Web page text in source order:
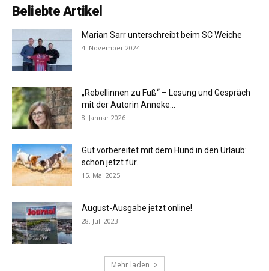
Beliebte Artikel
Marian Sarr unterschreibt beim SC Weiche
4. November 2024
„Rebellinnen zu Fuß“ – Lesung und Gespräch
mit der Autorin Anneke...
8. Januar 2026
Gut vorbereitet mit dem Hund in den Urlaub:
schon jetzt für...
15. Mai 2025
August-Ausgabe jetzt online!
28. Juli 2023
Mehr laden